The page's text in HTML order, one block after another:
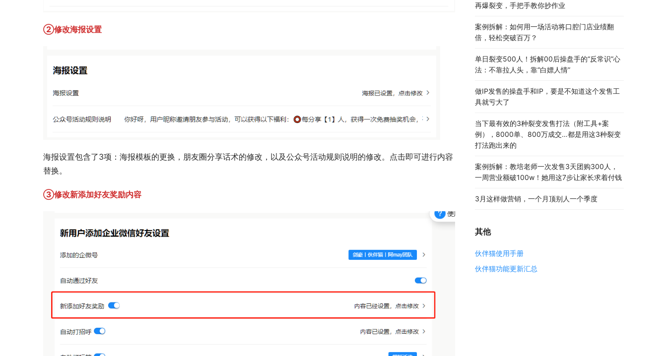
②修改海报设置
海报设置包含了3项：海报模板的更换，朋友圈分享话术的修改，以及公众号活动规则说明的修改。点击即可进行内容
替换。
③修改新添加好友奖励内容
再爆裂变，手把手教你抄作业
案例拆解：如何用一场活动将口腔门店业绩翻
倍，轻松突破百万？
单日裂变500人！拆解00后操盘手的“反常识”心
法：不靠拉人头，靠“白嫖人情”
做IP发售的操盘手和IP，要是不知道这个发售工
具就亏大了
当下最有效的3种裂变发售打法（附工具+案
例），8000单、800万成交…都是用这3种裂变
打法跑出来的
案例拆解：教培老师一次发售3天团购300人，
一周营业额破100w！她用这7步让家长求着付钱
3月这样做营销，一个月顶别人一个季度
其他
伙伴猫使用手册
伙伴猫功能更新汇总